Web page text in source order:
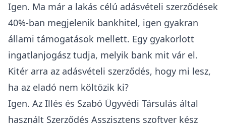
Igen. Ma már a lakás célú adásvételi szerződések
40%-ban megjelenik bankhitel, igen gyakran
állami támogatások mellett. Egy gyakorlott
ingatlanjogász tudja, melyik bank mit vár el.
Kitér arra az adásvételi szerződés, hogy mi lesz,
ha az eladó nem költözik ki?
Igen. Az Illés és Szabó Ügyvédi Társulás által
használt Szerződés Asszisztens szoftver kész